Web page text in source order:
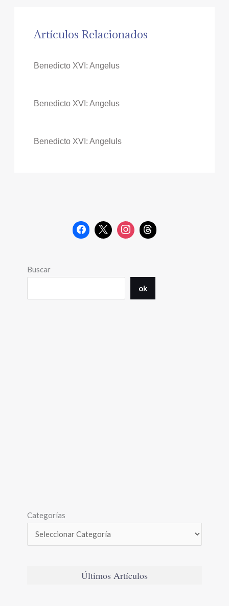
Artículos Relacionados
Benedicto XVI: Angelus
Benedicto XVI: Angelus
Benedicto XVI: Angeluls
Buscar
ok
Categorías
Últimos Artículos